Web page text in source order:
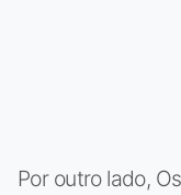
Por outro lado,